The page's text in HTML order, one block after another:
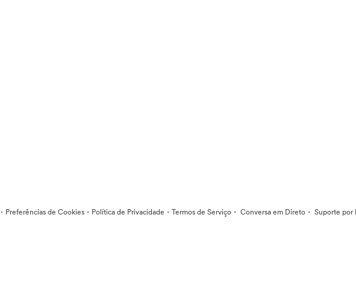
· Preferências de Cookies · Política de Privacidade · Termos de Serviço · Conversa em Direto · Suporte por